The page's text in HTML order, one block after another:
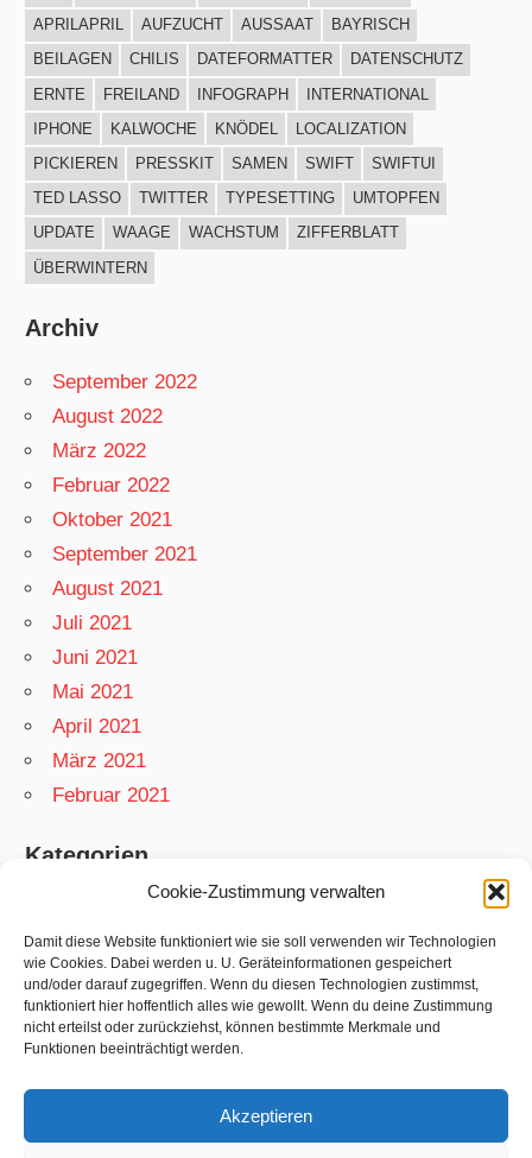
Cookie-Zustimmung verwalten
Damit diese Website funktioniert wie sie soll verwenden wir Technologien
wie Cookies. Dabei werden u. U. Geräteinformationen gespeichert
und/oder darauf zugegriffen. Wenn du diesen Technologien zustimmst,
funktioniert hier hoffentlich alles wie gewollt. Wenn du deine Zustimmung
nicht erteilst oder zurückziehst, können bestimmte Merkmale und
Funktionen beeinträchtigt werden.
Akzeptieren
APRILAPRIL
AUFZUCHT AUSSAAT
BAYRISCH
BEILAGEN
CHILIS DATEFORMATTER
DATENSCHUTZ
ERNTE
FREILAND INFOGRAPH
INTERNATIONAL
IPHONE
KALWOCHE KNÖDEL
LOCALIZATION
PICKIEREN
PRESSKIT SAMEN SWIFT
SWIFTUI
TED LASSO
TWITTER TYPESETTING
UMTOPFEN
UPDATE
WAAGE WACHSTUM
ZIFFERBLATT
ÜBERWINTERN
Archiv
September 2022
August 2022
März 2022
Februar 2022
Oktober 2021
September 2021
August 2021
Juli 2021
Juni 2021
Mai 2021
April 2021
März 2021
Februar 2021
Kategorien
Garten
Matthias
Netzwelt
Rezepte